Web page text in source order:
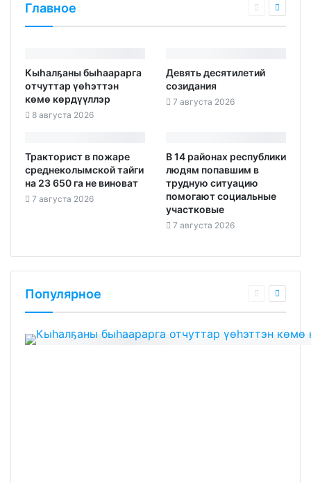
Главное
Кыһалҕаны быһаарарга
отчуттар үөһэттэн
көмө көрдүүллэр
8 августа 2026
Девять десятилетий
созидания
7 августа 2026
Тракторист в пожаре
среднеколымской тайги
на 23 650 га не виноват
7 августа 2026
В 14 районах республики
людям попавшим в
трудную ситуацию
помогают социальные
участковые
7 августа 2026
Популярное